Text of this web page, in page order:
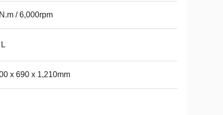
/ 6,000rpm
x 690 x 1,210mm